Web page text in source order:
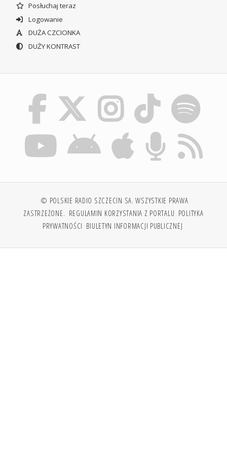
Posłuchaj teraz
Logowanie
DUŻA CZCIONKA
DUŻY KONTRAST
© POLSKIE RADIO SZCZECIN SA. WSZYSTKIE PRAWA
ZASTRZEŻONE. REGULAMIN KORZYSTANIA Z PORTALU POLITYKA
PRYWATNOŚCI BIULETYN INFORMACJI PUBLICZNEJ